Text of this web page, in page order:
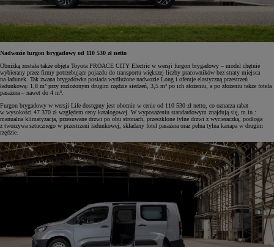
Nadwozie furgon brygadowy od 110 530 zł netto
Obniżką została także objęta Toyota PROACE CITY Electric w wersji furgon brygadowy – model chętnie
wybierany przez firmy potrzebujące pojazdu do transportu większej liczby pracowników bez straty miejsca
na ładunek. Tak zwana brygadówka posiada wydłużone nadwozie Long i oferuje elastyczną przestrzeń
ładunkową: 1,8 m³ przy rozłożonym drugim rzędzie siedzeń, 3,5 m³ po ich złożeniu, a po złożeniu także fotela
pasażera – nawet do 4 m³.
Furgon brygadowy w wersji Life dostępny jest obecnie w cenie od 110 530 zł netto, co oznacza rabat
w wysokości 47 370 zł względem ceny katalogowej. W wyposażeniu standardowym znajdują się, m.in.:
manualna klimatyzacja, przesuwane drzwi po obu stronach, przeszklone tylne drzwi z wycieraczką, podłoga
z tworzywa sztucznego w przestrzeni ładunkowej, składany fotel pasażera oraz pełna tylna kanapa w drugim
rzędzie.